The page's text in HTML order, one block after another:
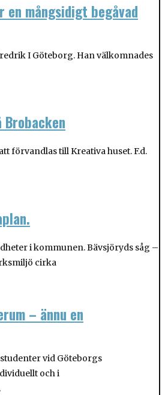
mångsidigt begåvad
I Göteborg. Han välkomnades
förvandlas till Kreativa huset. F.d.
i kommunen. Bävsjöryds såg –
cirka
– ännu en
vid Göteborgs
och i